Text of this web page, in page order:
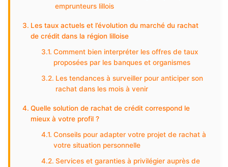
emprunteurs lillois
Les taux actuels et l’évolution du marché du rachat
de crédit dans la région lilloise
Comment bien interpréter les offres de taux
proposées par les banques et organismes
Les tendances à surveiller pour anticiper son
rachat dans les mois à venir
Quelle solution de rachat de crédit correspond le
mieux à votre profil ?
Conseils pour adapter votre projet de rachat à
votre situation personnelle
Services et garanties à privilégier auprès de